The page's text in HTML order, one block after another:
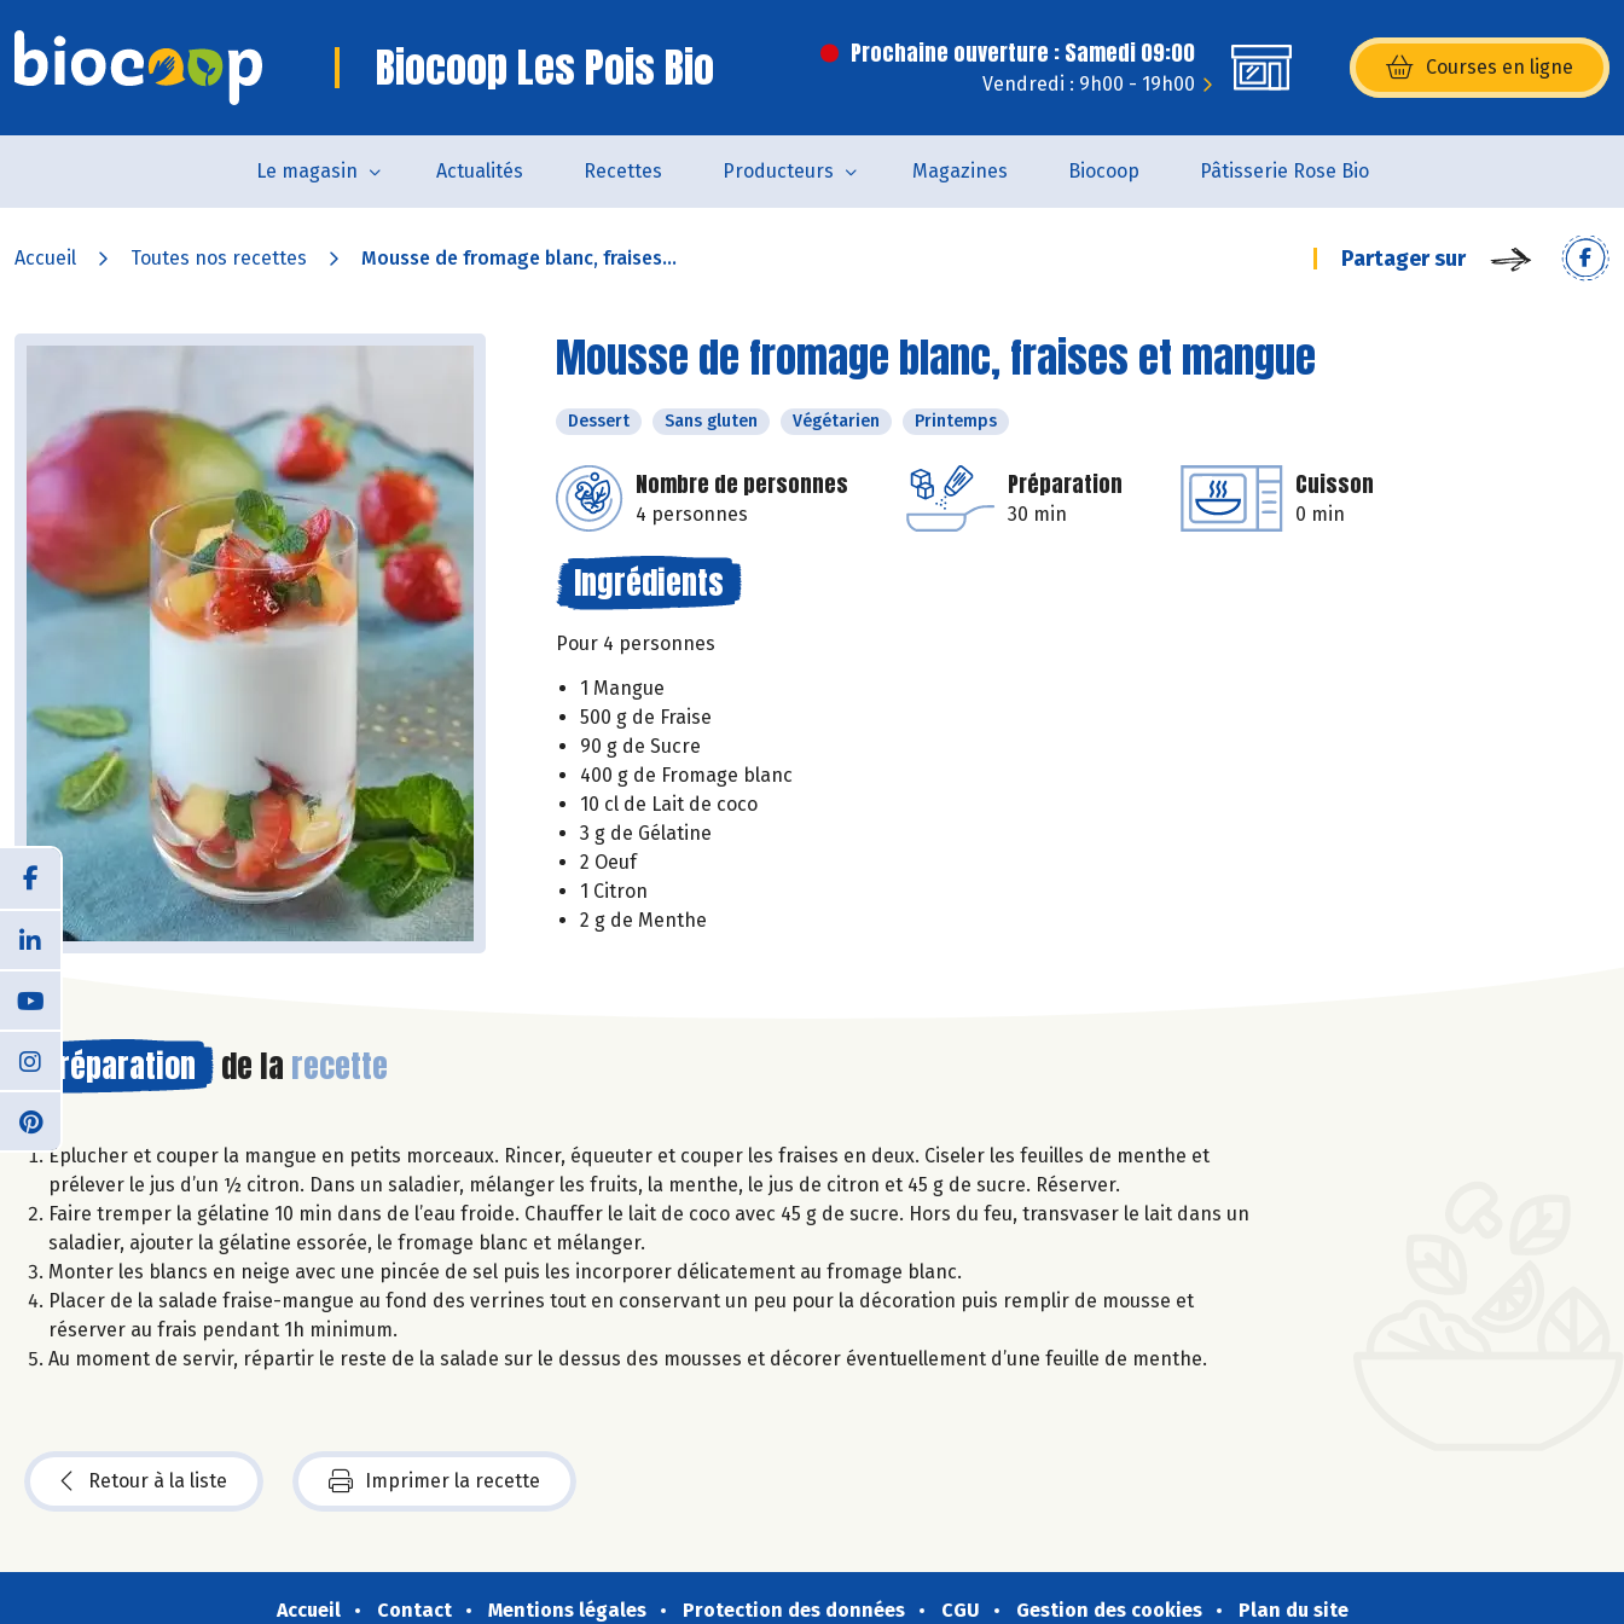
Biocoop Les Pois Bio Prochaine ouverture : Samedi 09:00
Vendredi : 9h00 - 19h00
Courses en ligne
(s’ouvre dans une nouvelle
Le magasin Actualités Recettes Producteurs Magazines Biocoop Pâtisserie Rose Bio
Accueil Toutes nos recettes Mousse de fromage blanc, fraises... Partager sur
Mousse de fromage blanc, fraises et mangue
Dessert Sans gluten Végétarien Printemps
Nombre de personnes
4 personnes
Préparation
30 min
Cuisson
0 min
Ingrédients
Pour 4 personnes
1 Mangue
500 g de Fraise
90 g de Sucre
400 g de Fromage blanc
10 cl de Lait de coco
3 g de Gélatine
2 Oeuf
1 Citron
2 g de Menthe
Préparation de la recette
Eplucher et couper la mangue en petits morceaux. Rincer, équeuter et couper les fraises en deux. Ciseler les feuilles de menthe et
prélever le jus d’un ½ citron. Dans un saladier, mélanger les fruits, la menthe, le jus de citron et 45 g de sucre. Réserver.
Faire tremper la gélatine 10 min dans de l’eau froide. Chauffer le lait de coco avec 45 g de sucre. Hors du feu, transvaser le lait dans un
saladier, ajouter la gélatine essorée, le fromage blanc et mélanger.
Monter les blancs en neige avec une pincée de sel puis les incorporer délicatement au fromage blanc.
Placer de la salade fraise-mangue au fond des verrines tout en conservant un peu pour la décoration puis remplir de mousse et
réserver au frais pendant 1h minimum.
Au moment de servir, répartir le reste de la salade sur le dessus des mousses et décorer éventuellement d’une feuille de menthe.
Retour à la liste Imprimer la recette
Accueil Contact Mentions légales Protection des données CGU Gestion des cookies Plan du site